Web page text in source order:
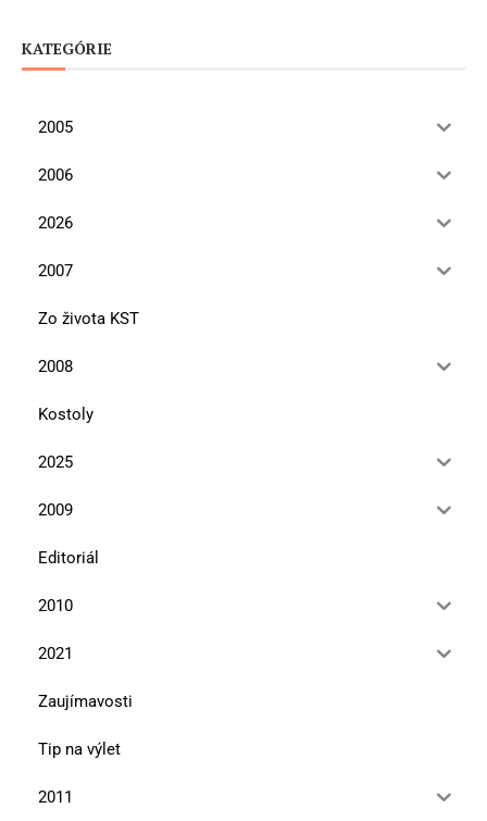
KATEGÓRIE
2005
2006
2026
2007
Zo života KST
2008
Kostoly
2025
2009
Editoriál
2010
2021
Zaujímavosti
Tip na výlet
2011